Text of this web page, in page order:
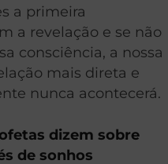
a primeira
a revelação e se não
consciência, a nossa
mais direta e
nunca acontecerá.
dizem sobre
de sonhos